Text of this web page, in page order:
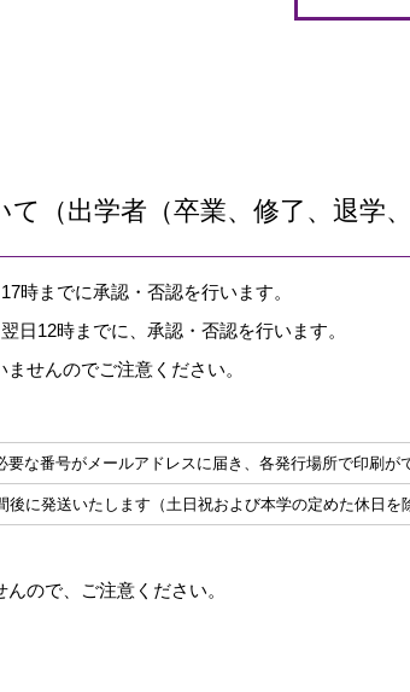
（出学者（卒業、修了、退学、
時までに承認・否認を行います。
日12時までに、承認・否認を行います。
せんのでご注意ください。
要な番号がメールアドレスに届き、各発行場所で印刷が
後に発送いたします（土日祝および本学の定めた休日を
ので、ご注意ください。